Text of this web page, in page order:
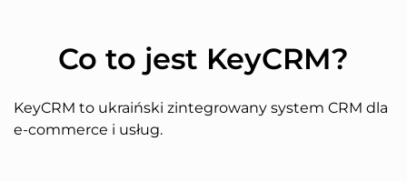
Co to jest KeyCRM?
KeyCRM to ukraiński zintegrowany system CRM dla
e-commerce i usług.